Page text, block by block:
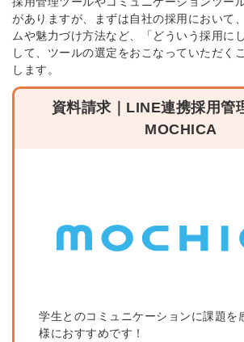
がありますが、まずは自社の採用において
ムや魅力づけ方法など、「どういう採用に
して、ツールの選定をおこなっていただく
します。
資料請求｜LINE連携採用管
MOCHICA
学生とのコミュニケーションに課題を
様におすすめです！